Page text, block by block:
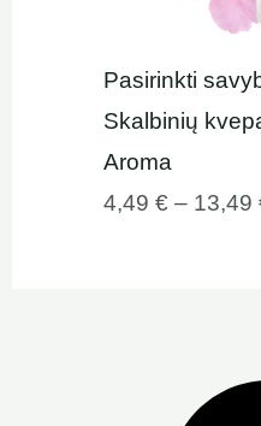
Pasirinkti
Skalbinių
Aroma
4,49€ – 13,49